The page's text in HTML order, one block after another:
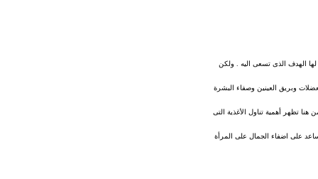
الهدف الذى تسعى اليه . ولكن
وبريق العينين وصفاء البشرة
تظهر أهمية تناول الأغذية التى
على اضفاء الجمال على المرأة